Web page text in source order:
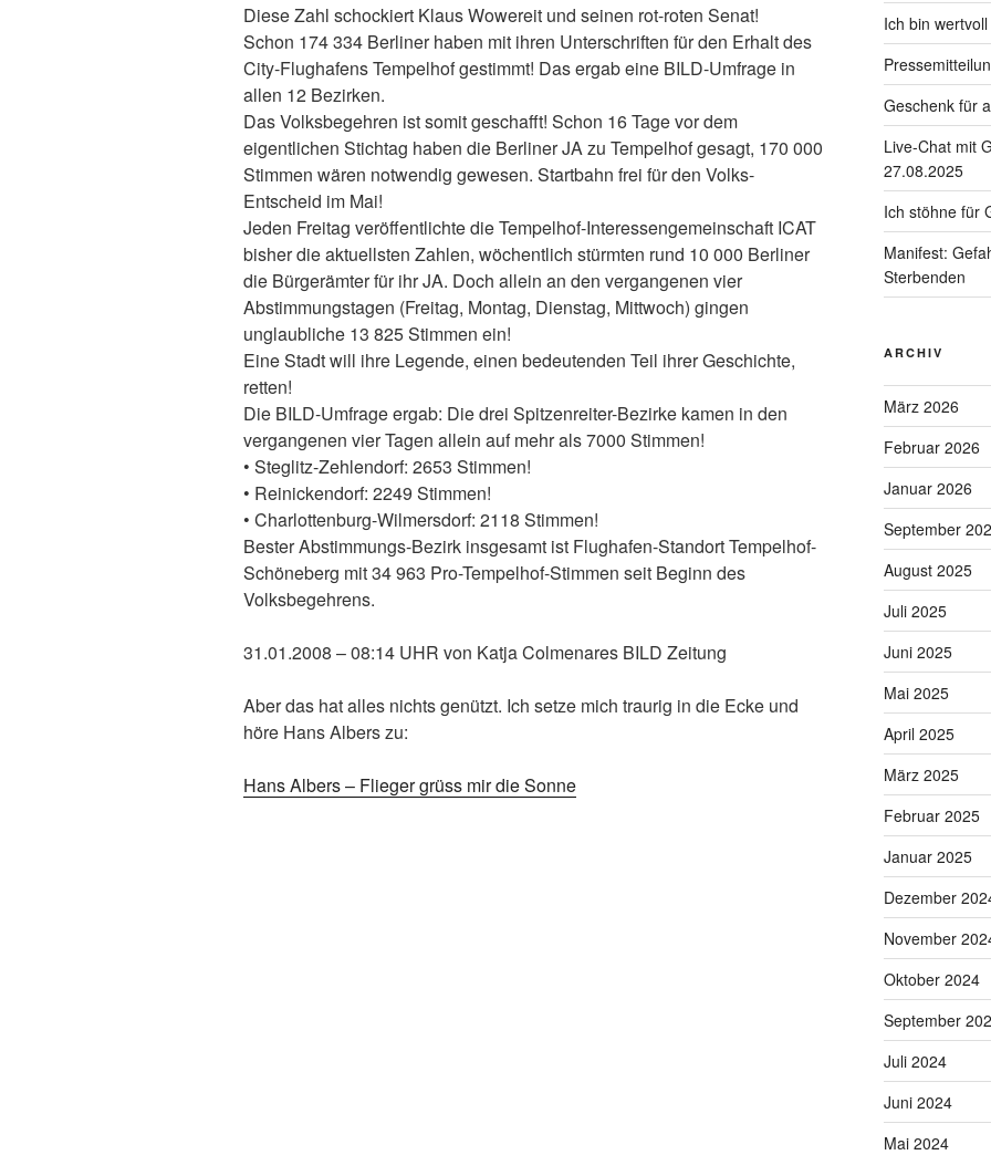
Diese Zahl schockiert Klaus Wowereit und seinen rot-roten Senat!
Schon 174 334 Berliner haben mit ihren Unterschriften für den Erhalt des
City-Flughafens Tempelhof gestimmt! Das ergab eine BILD-Umfrage in
allen 12 Bezirken.
Das Volksbegehren ist somit geschafft! Schon 16 Tage vor dem
eigentlichen Stichtag haben die Berliner JA zu Tempelhof gesagt, 170 000
Stimmen wären notwendig gewesen. Startbahn frei für den Volks-
Entscheid im Mai!
Jeden Freitag veröffentlichte die Tempelhof-Interessengemeinschaft ICAT
bisher die aktuellsten Zahlen, wöchentlich stürmten rund 10 000 Berliner
die Bürgerämter für ihr JA. Doch allein an den vergangenen vier
Abstimmungstagen (Freitag, Montag, Dienstag, Mittwoch) gingen
unglaubliche 13 825 Stimmen ein!
Eine Stadt will ihre Legende, einen bedeutenden Teil ihrer Geschichte,
retten!
Die BILD-Umfrage ergab: Die drei Spitzenreiter-Bezirke kamen in den
vergangenen vier Tagen allein auf mehr als 7000 Stimmen!
• Steglitz-Zehlendorf: 2653 Stimmen!
• Reinickendorf: 2249 Stimmen!
• Charlottenburg-Wilmersdorf: 2118 Stimmen!
Bester Abstimmungs-Bezirk insgesamt ist Flughafen-Standort Tempelhof-
Schöneberg mit 34 963 Pro-Tempelhof-Stimmen seit Beginn des
Volksbegehrens.
31.01.2008 – 08:14 UHR von Katja Colmenares BILD Zeitung
Aber das hat alles nichts genützt. Ich setze mich traurig in die Ecke und
höre Hans Albers zu:
Hans Albers – Flieger grüss mir die Sonne
Ich bin
Geschenk für
Live-Chat mit
27.08.2025
Ich stöhne für
Manifest:
Sterbenden
ARCHIV
März 2026
Februar 2026
Januar 2026
September
August 2025
Juli 2025
Juni 2025
Mai 2025
April 2025
März 2025
Februar 2025
Januar 2025
Dezember
November
Oktober 2024
September
Juli 2024
Juni 2024
Mai 2024